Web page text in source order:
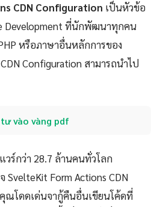
CDN Configuration เป็นหัวข้อ
Development ที่นักพัฒนาทุกคน
หรือภาษาอื่นหลักการของ
Configuration สามารถนำไป
vào vàng pdf
กว่า 28.7 ล้านคนทั่วโลก
SvelteKit Form Actions CDN
ณโดดเด่นจากู้คืนอื่นเขียนโค้ดที่